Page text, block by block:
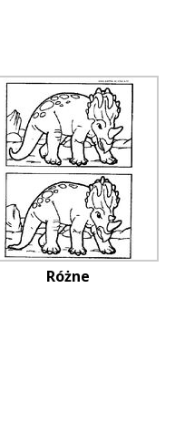
Różne